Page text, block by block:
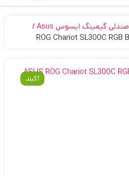
صندلی گیمینگ ایسوس Asus
آکبند